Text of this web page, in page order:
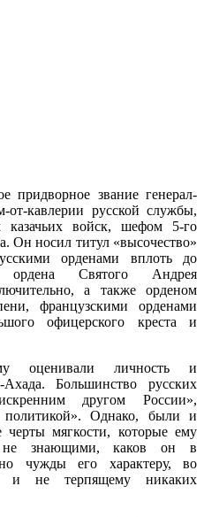
придворное звание генерал-
от-кавлерии русской службы,
казачьих войск, шефом 5-го
Он носил титул «высочество»
орденами вплоть до
ордена Святого Андрея
а также орденом
французскими орденами
офицерского креста и
оценивали личность и
Большинство русских
другом России»,
Однако, были и
черты мягкости, которые ему
не знающими, каков он в
чужды его характеру, во
и не терпящему никаких